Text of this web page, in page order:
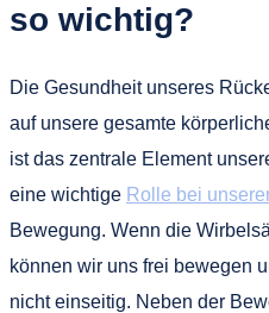
so wichtig?
Die Gesundheit unseres
auf unsere gesamte
ist das zentrale Element
eine wichtige Rolle bei
Bewegung. Wenn die
können wir uns frei bewegen
nicht einseitig. Neben der